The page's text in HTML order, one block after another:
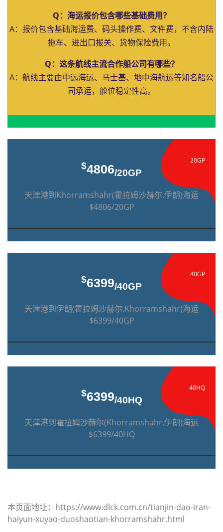
Q：海运报价包含哪些基础费用？
A：报价包含基础海运费、码头操作费、文件费，不含内陆
拖车、进出口报关、货物保险费用。
Q：这条航线主流合作船公司有哪些？
A：航线主要由中远海运、马士基、地中海航运等知名船公
司承运，舱位稳定性高。
20GP
$4806/20GP
天津港到Khorramshahr(霍拉姆沙赫尔,伊朗)海运
$4806/20GP
40GP
$6399/40GP
天津港到伊朗(霍拉姆沙赫尔,Khorramshahr)海运
$6399/40GP
40HQ
$6399/40HQ
天津港到霍拉姆沙赫尔(Khorramshahr,伊朗)海运
$6399/40HQ
本页面地址：https://www.dlck.com.cn/tianjin-dao-iran-
haiyun-xuyao-duoshaotian-khorramshahr.html